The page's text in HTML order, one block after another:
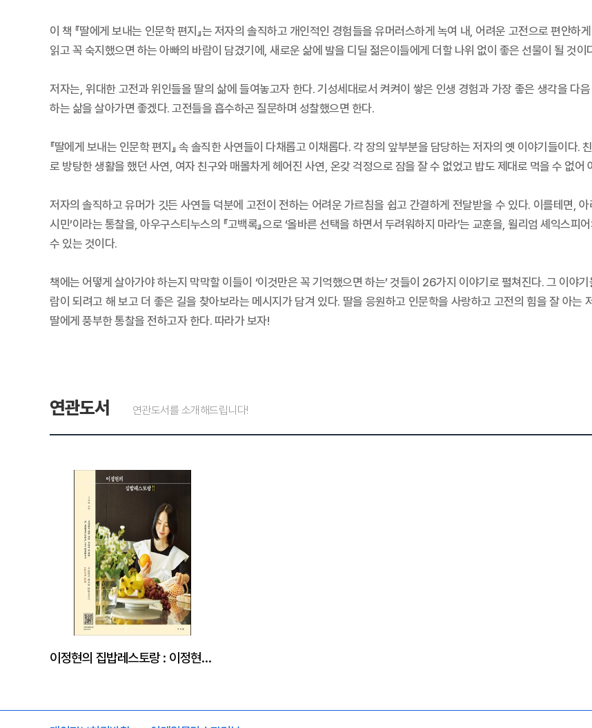
이 책 『딸에게 보내는 인문학 편지』는 저자의 솔직하고 개인적인 경험들을 유머러스하게 녹여 내, 어려운 고전으로 편안
읽고 꼭 숙지했으면 하는 아빠의 바람이 담겼기에, 새로운 삶에 발을 디딜 젊은이들에게 더할 나위 없이 좋은 선물이 될 것이
저자는, 위대한 고전과 위인들을 딸의 삶에 들여놓고자 한다. 기성세대로서 켜켜이 쌓은 인생 경험과 가장 좋은 생각을 다
하는 삶을 살아가면 좋겠다. 고전들을 흡수하곤 질문하며 성찰했으면 한다.
『딸에게 보내는 인문학 편지』 속 솔직한 사연들이 다채롭고 이채롭다. 각 장의 앞부분을 담당하는 저자의 옛 이야기들이다
로 방탕한 생활을 했던 사연, 여자 친구와 매몰차게 헤어진 사연, 온갖 걱정으로 잠을 잘 수 없었고 밥도 제대로 먹을 수 없어
저자의 솔직하고 유머가 깃든 사연들 덕분에 고전이 전하는 어려운 가르침을 쉽고 간결하게 전달받을 수 있다. 이를테면, 아
시민’이라는 통찰을, 아우구스티누스의 『고백록』으로 ‘올바른 선택을 하면서 두려워하지 마라’는 교훈을, 윌리엄 셰익스피
수 있는 것이다.
책에는 어떻게 살아가야 하는지 막막할 이들이 ‘이것만은 꼭 기억했으면 하는’ 것들이 26가지 이야기로 펼쳐진다. 그 이야
람이 되려고 해 보고 더 좋은 길을 찾아보라는 메시지가 담겨 있다. 딸을 응원하고 인문학을 사랑하고 고전의 힘을 잘 아
딸에게 풍부한 통찰을 전하고자 한다. 따라가 보자!
연관도서 연관도서를 소개해드립니다!
이정현의 집밥레스토랑 : 이정현의 행복한 집밥이야기 101가지 요리